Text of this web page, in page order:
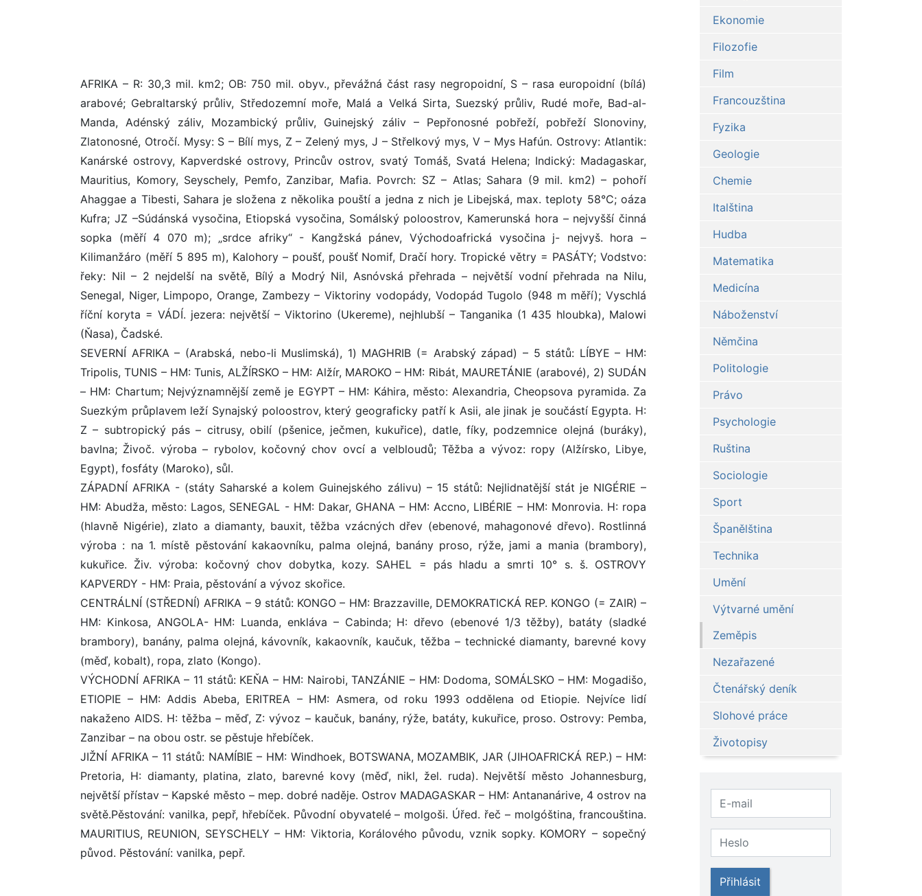
AFRIKA – R: 30,3 mil. km2; OB: 750 mil. obyv., převážná část rasy negropoidní, S – rasa europoidní (bílá)
arabové; Gebraltarský průliv, Středozemní moře, Malá a Velká Sirta, Suezský průliv, Rudé moře, Bad-al-
Manda, Adénský záliv, Mozambický průliv, Guinejský záliv – Pepřonosné pobřeží, pobřeží Slonoviny,
Zlatonosné, Otročí. Mysy: S – Bílí mys, Z – Zelený mys, J – Střelkový mys, V – Mys Hafún. Ostrovy: Atlantik:
Kanárské ostrovy, Kapverdské ostrovy, Princův ostrov, svatý Tomáš, Svatá Helena; Indický: Madagaskar,
Mauritius, Komory, Seyschely, Pemfo, Zanzibar, Mafia. Povrch: SZ – Atlas; Sahara (9 mil. km2) – pohoří
Ahaggae a Tibesti, Sahara je složena z několika pouští a jedna z nich je Libejská, max. teploty 58°C; oáza
Kufra; JZ –Súdánská vysočina, Etiopská vysočina, Somálský poloostrov, Kamerunská hora – nejvyšší činná
sopka (měří 4 070 m); „srdce afriky“ - Kangžská pánev, Východoafrická vysočina j- nejvyš. hora –
Kilimanžáro (měří 5 895 m), Kalohory – poušť, poušť Nomif, Dračí hory. Tropické větry = PASÁTY; Vodstvo:
řeky: Nil – 2 nejdelší na světě, Bílý a Modrý Nil, Asnóvská přehrada – největší vodní přehrada na Nilu,
Senegal, Niger, Limpopo, Orange, Zambezy – Viktoriny vodopády, Vodopád Tugolo (948 m měří); Vyschlá
říční koryta = VÁDÍ. jezera: největší – Viktorino (Ukereme), nejhlubší – Tanganika (1 435 hloubka), Malowi
(Ňasa), Čadské.
SEVERNÍ AFRIKA – (Arabská, nebo-li Muslimská), 1) MAGHRIB (= Arabský západ) – 5 států: LÍBYE – HM:
Tripolis, TUNIS – HM: Tunis, ALŽÍRSKO – HM: Alžír, MAROKO – HM: Ribát, MAURETÁNIE (arabové), 2) SUDÁN
– HM: Chartum; Nejvýznamnější země je EGYPT – HM: Káhira, město: Alexandria, Cheopsova pyramida. Za
Suezkým průplavem leží Synajský poloostrov, který geograficky patří k Asii, ale jinak je součástí Egypta. H:
Z – subtropický pás – citrusy, obilí (pšenice, ječmen, kukuřice), datle, fíky, podzemnice olejná (buráky),
bavlna; Živoč. výroba – rybolov, kočovný chov ovcí a velbloudů; Těžba a vývoz: ropy (Alžírsko, Libye,
Egypt), fosfáty (Maroko), sůl.
ZÁPADNÍ AFRIKA - (státy Saharské a kolem Guinejského zálivu) – 15 států: Nejlidnatější stát je NIGÉRIE –
HM: Abudža, město: Lagos, SENEGAL - HM: Dakar, GHANA – HM: Accno, LIBÉRIE – HM: Monrovia. H: ropa
(hlavně Nigérie), zlato a diamanty, bauxit, těžba vzácných dřev (ebenové, mahagonové dřevo). Rostlinná
výroba : na 1. místě pěstování kakaovníku, palma olejná, banány proso, rýže, jami a mania (brambory),
kukuřice. Živ. výroba: kočovný chov dobytka, kozy. SAHEL = pás hladu a smrti 10° s. š. OSTROVY
KAPVERDY - HM: Praia, pěstování a vývoz skořice.
CENTRÁLNÍ (STŘEDNÍ) AFRIKA – 9 států: KONGO – HM: Brazzaville, DEMOKRATICKÁ REP. KONGO (= ZAIR) –
HM: Kinkosa, ANGOLA- HM: Luanda, enkláva – Cabinda; H: dřevo (ebenové 1/3 těžby), batáty (sladké
brambory), banány, palma olejná, kávovník, kakaovník, kaučuk, těžba – technické diamanty, barevné kovy
(měď, kobalt), ropa, zlato (Kongo).
VÝCHODNÍ AFRIKA – 11 států: KEŇA – HM: Nairobi, TANZÁNIE – HM: Dodoma, SOMÁLSKO – HM: Mogadišo,
ETIOPIE – HM: Addis Abeba, ERITREA – HM: Asmera, od roku 1993 oddělena od Etiopie. Nejvíce lidí
nakaženo AIDS. H: těžba – měď, Z: vývoz – kaučuk, banány, rýže, batáty, kukuřice, proso. Ostrovy: Pemba,
Zanzibar – na obou ostr. se pěstuje hřebíček.
JIŽNÍ AFRIKA – 11 států: NAMÍBIE – HM: Windhoek, BOTSWANA, MOZAMBIK, JAR (JIHOAFRICKÁ REP.) – HM:
Pretoria, H: diamanty, platina, zlato, barevné kovy (měď, nikl, žel. ruda). Největší město Johannesburg,
největší přístav – Kapské město – mep. dobré naděje. Ostrov MADAGASKAR – HM: Antananárive, 4 ostrov na
světě.Pěstování: vanilka, pepř, hřebíček. Původní obyvatelé – molgoši. Úřed. řeč – molgóština, francouština.
MAURITIUS, REUNION, SEYSCHELY – HM: Viktoria, Korálového původu, vznik sopky. KOMORY – sopečný
původ. Pěstování: vanilka, pepř.
Ekonomie
Filozofie
Film
Francouzština
Fyzika
Geologie
Chemie
Italština
Hudba
Matematika
Medicína
Náboženství
Němčina
Politologie
Právo
Psychologie
Ruština
Sociologie
Sport
Španělština
Technika
Umění
Výtvarné umění
Zeměpis
Nezařazené
Čtenářský deník
Slohové práce
Životopisy
Přihlásit